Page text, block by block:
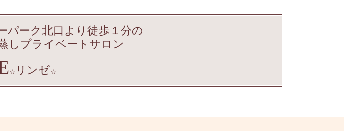
パーク北口より徒歩１分の
しプライベートサロン
☆ リンゼ☆